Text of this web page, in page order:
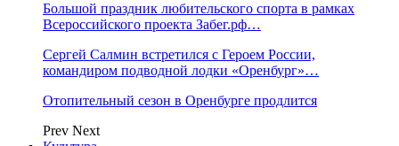
Большой праздник любительского спорта в рамках
Всероссийского проекта Забег.рф…
Сергей Салмин встретился с Героем России,
командиром подводной лодки «Оренбург»…
Отопительный сезон в Оренбурге продлится
Prev Next